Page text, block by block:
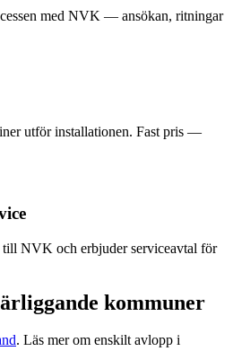
med NVK — ansökan, ritningar
utför installationen. Fast pris —
NVK och erbjuder serviceavtal för
kommuner
. Läs mer om enskilt avlopp i